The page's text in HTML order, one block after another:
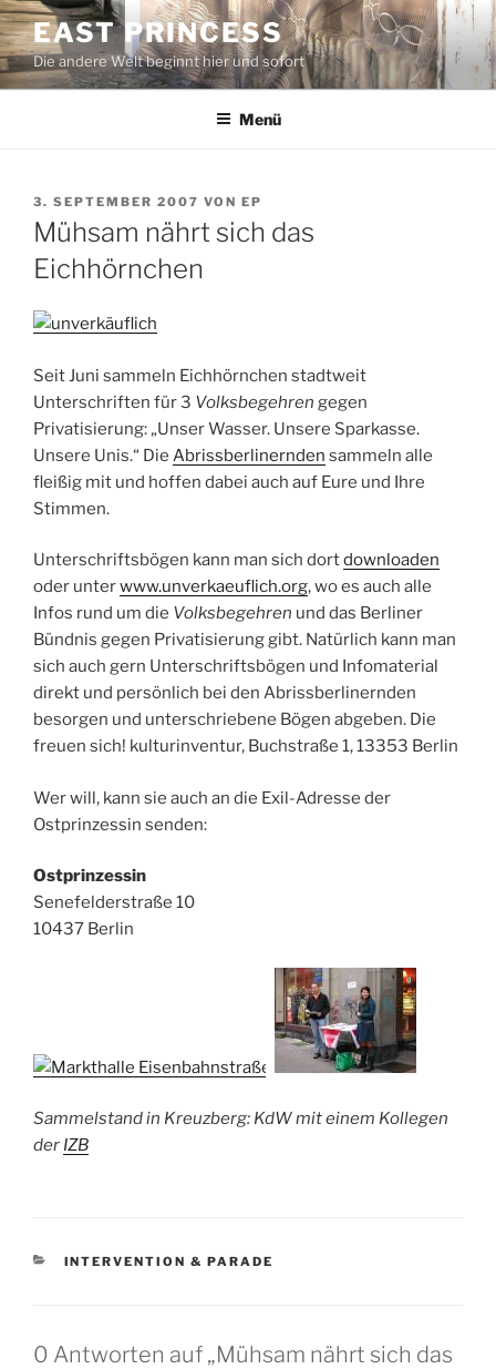
Zum
Inhalt
springen
EAST PRINCESS
Die andere Welt beginnt hier und sofort
Menü
VERÖFFENTLICHT
AM
3. SEPTEMBER 2007 VON EP
Mühsam nährt sich das
Eichhörnchen
Seit Juni sammeln Eichhörnchen stadtweit
Unterschriften für 3 Volksbegehren gegen
Privatisierung: „Unser Wasser. Unsere Sparkasse.
Unsere Unis.“ Die Abrissberlinernden sammeln alle
fleißig mit und hoffen dabei auch auf Eure und Ihre
Stimmen.
Unterschriftsbögen kann man sich dortdownloaden
oder unterwww.unverkaeuflich.org, wo es auch alle
Infos rund um die Volksbegehren und das Berliner
Bündnis gegen Privatisierung gibt. Natürlich kann man
sich auch gern Unterschriftsbögen und Infomaterial
direkt und persönlich bei den Abrissberlinernden
besorgen und unterschriebene Bögen abgeben. Die
freuen sich! kulturinventur, Buchstraße 1, 13353 Berlin
Wer will, kann sie auch an die Exil-Adresse der
Ostprinzessin senden:
Ostprinzessin
Senefelderstraße 10
10437 Berlin
Sammelstand in Kreuzberg: KdW mit einem Kollegen
der IZB
KATEGORIEN
INTERVENTION & PARADE
0 Antworten auf „Mühsam nährt sich das